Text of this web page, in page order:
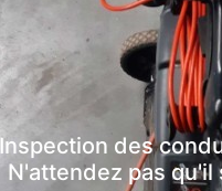
Inspection des
N'attendez pas qu'il